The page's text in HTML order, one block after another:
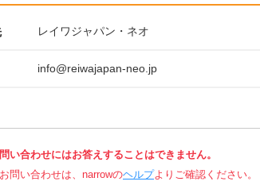
レイワジャパン・ネオ
info@reiwajapan-neo.jp
い合わせにはお答えすることはできません。
問い合わせは、narrowのヘルプよりご確認ください。